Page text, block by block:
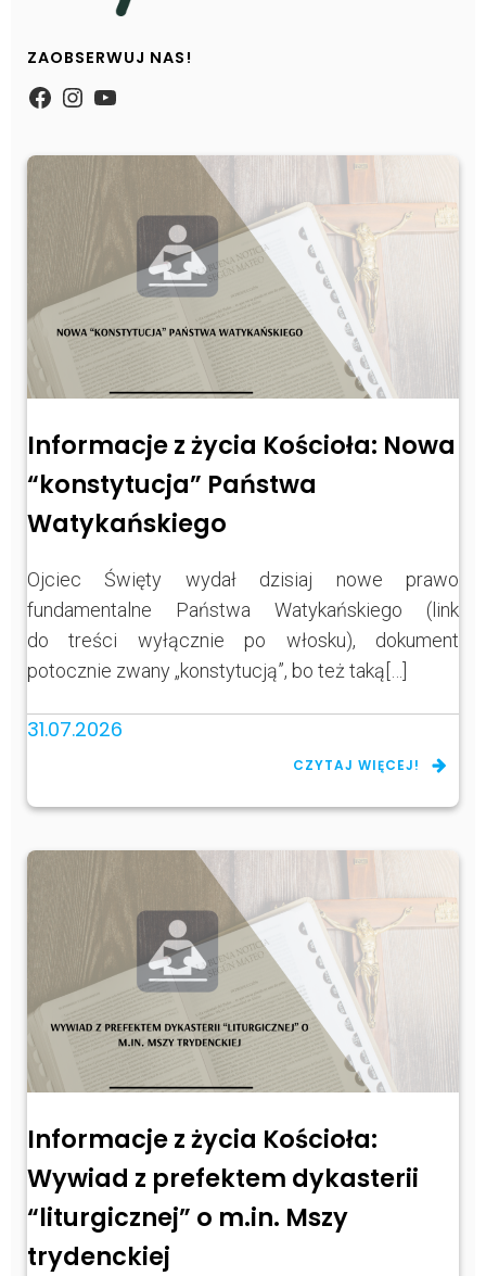
ZAOBSERWUJ NAS!
https://www.facebook.com/
Instagram
YouTube
Informacje z życia Kościoła: Nowa
“konstytucja” Państwa
Watykańskiego
Ojciec Święty wydał dzisiaj nowe prawo
fundamentalne Państwa Watykańskiego (link
do treści wyłącznie po włosku), dokument
potocznie zwany „konstytucją”, bo też taką[…]
31.07.2026
CZYTAJ WIĘCEJ!
Informacje z życia Kościoła:
Wywiad z prefektem dykasterii
“liturgicznej” o m.in. Mszy
trydenckiej